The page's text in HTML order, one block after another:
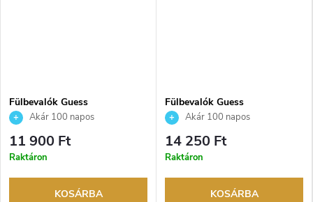
Fülbevalók Guess
JUBE05218JWRHT
Akár 100 napos
visszaküldési lehetőség. Hivatalos
márkakereskedő.
11 900 Ft
Raktáron
KOSÁRBA
Fülbevalók Guess
JUBE06075JWRHT
Akár 100 napos
visszaküldési lehetőség. Hivatalos
márkakereskedő.
14 250 Ft
Raktáron
KOSÁRBA